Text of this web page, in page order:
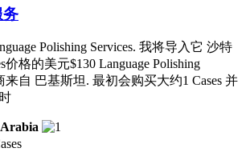
务
Polishing Services. 我将导入它 沙特
价格的美元$130 Language Polishing
来自 巴基斯坦. 最初会购买大约1 Cases 并